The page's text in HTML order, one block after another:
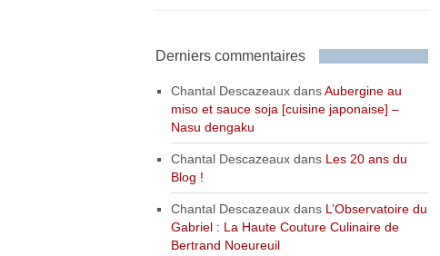
Derniers commentaires
Chantal DescazeauxdansAubergine au
miso et sauce soja [cuisine japonaise] –
Nasu dengaku
Chantal Descazeauxdans Les 20 ans du
Blog !
Chantal Descazeauxdans L’Observatoire du
Gabriel : La Haute Couture Culinaire de
Bertrand Noeureuil